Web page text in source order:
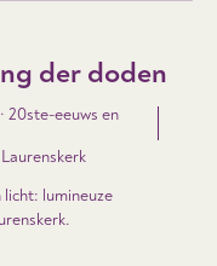
der doden
20ste-eeuws en
licht: lumineuze